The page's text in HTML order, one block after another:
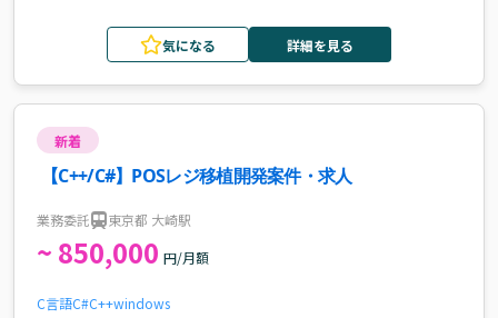
気になる 詳細を見る
新着
【C++/C#】POSレジ移植開発案件・求人
業務委託 東京都 大崎駅
~ 850,000 円/月額
C言語C#C++windows